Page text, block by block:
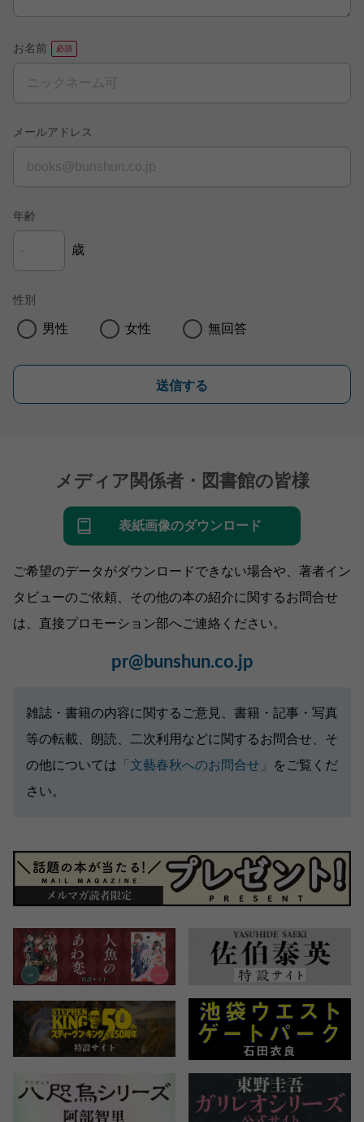
お名前
メールアドレス
年齢
歳
性別
男性 女性 無回答
送信する
メディア関係者・図書館の皆様
表紙画像のダウンロード
ご希望のデータがダウンロードできない場合や、著者イン
タビューのご依頼、その他の本の紹介に関するお問合せ
は、直接プロモーション部へご連絡ください。
pr@bunshun.co.jp
雑誌・書籍の内容に関するご意見、書籍・記事・写真
等の転載、朗読、二次利用などに関するお問合せ、そ
の他については 「文藝春秋へのお問合せ」
をご覧くだ
さい。